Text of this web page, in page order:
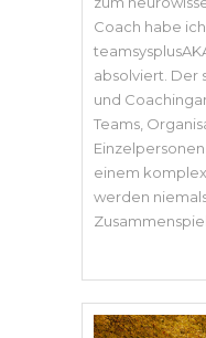
Coach habe
absolviert. Der
und
Teams,
einem
werden